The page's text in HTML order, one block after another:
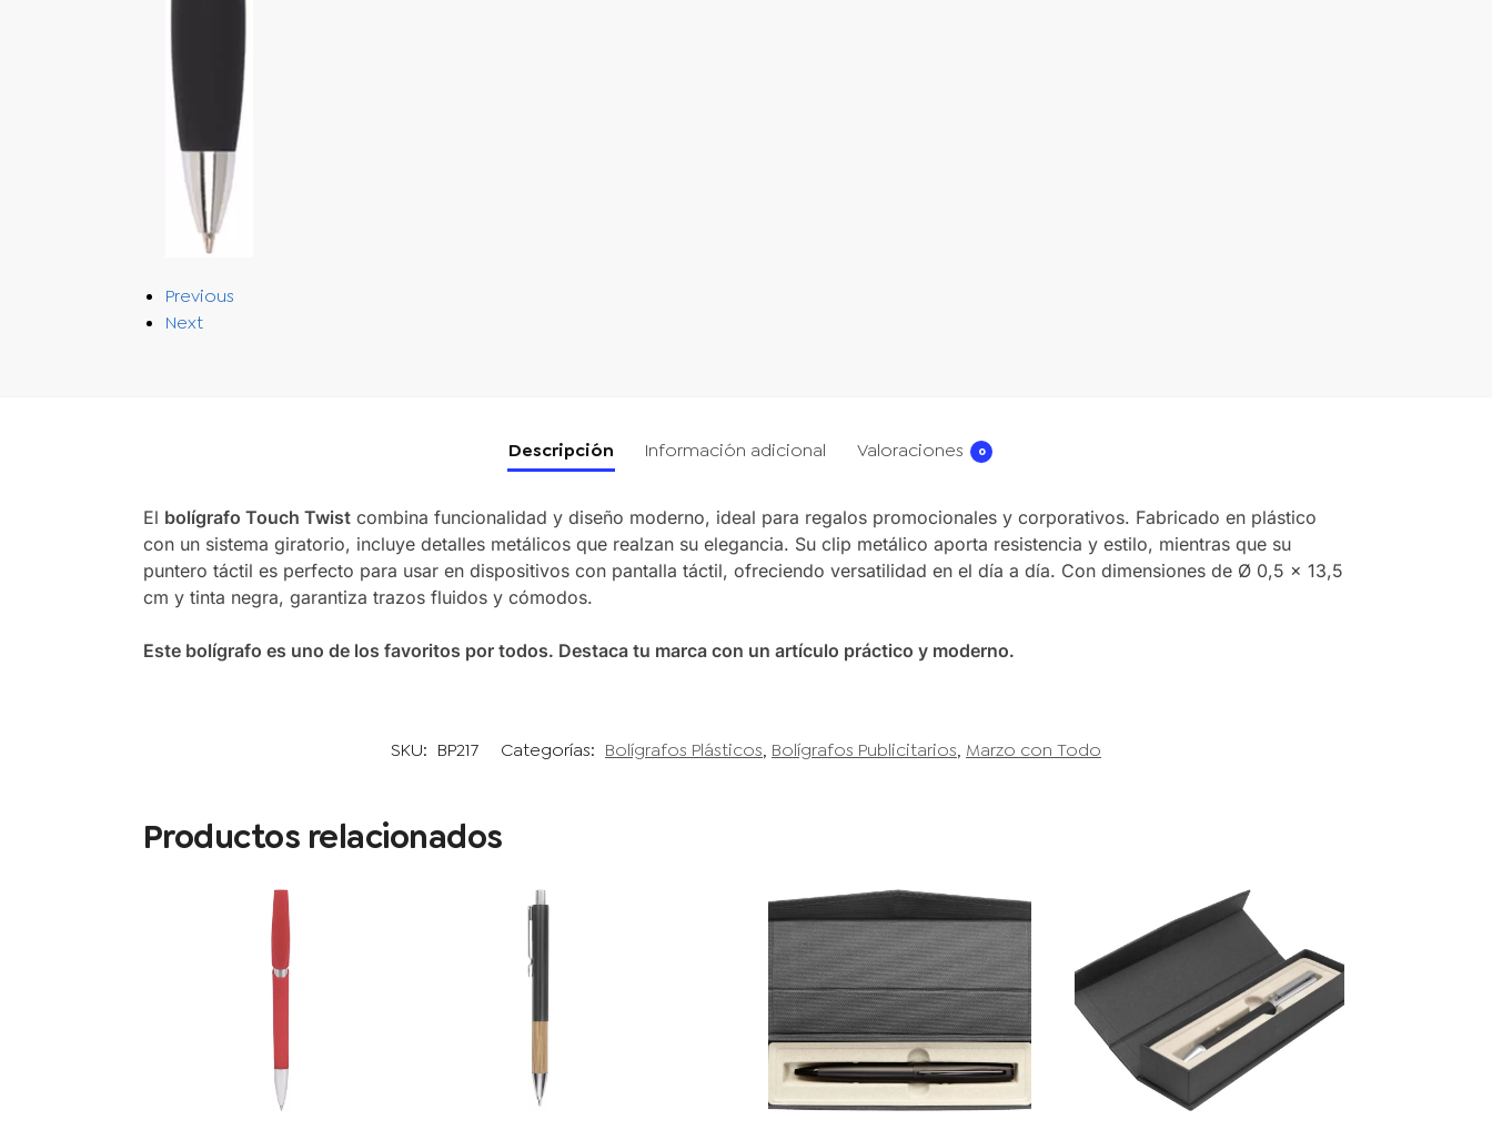
Previous
Next
Descripción Información adicional Valoraciones 0
El bolígrafo Touch Twistcombina funcionalidad y diseño moderno, ideal para regalos promocionales y corporativos. Fabricado en plástico
con un sistema giratorio, incluye detalles metálicos que realzan su elegancia. Su clip metálico aporta resistencia y estilo, mientras que su
puntero táctil es perfecto para usar en dispositivos con pantalla táctil, ofreciendo versatilidad en el día a día. Con dimensiones de Ø 0,5 x 13,5
cm y tinta negra, garantiza trazos fluidos y cómodos.
Este bolígrafo es uno de los favoritos por todos. Destaca tu marca con un artículo práctico y moderno.
SKU: BP217 Categorías: Bolígrafos Plásticos, Bolígrafos Publicitarios, Marzo con Todo
Productos relacionados